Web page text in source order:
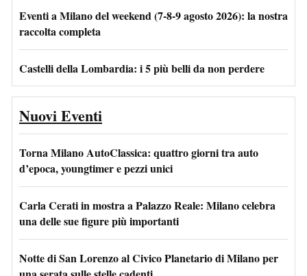
Eventi a Milano del weekend (7-8-9 agosto 2026): la nostra
raccolta completa
Castelli della Lombardia: i 5 più belli da non perdere
Nuovi Eventi
Torna Milano AutoClassica: quattro giorni tra auto
d’epoca, youngtimer e pezzi unici
Carla Cerati in mostra a Palazzo Reale: Milano celebra
una delle sue figure più importanti
Notte di San Lorenzo al Civico Planetario di Milano per